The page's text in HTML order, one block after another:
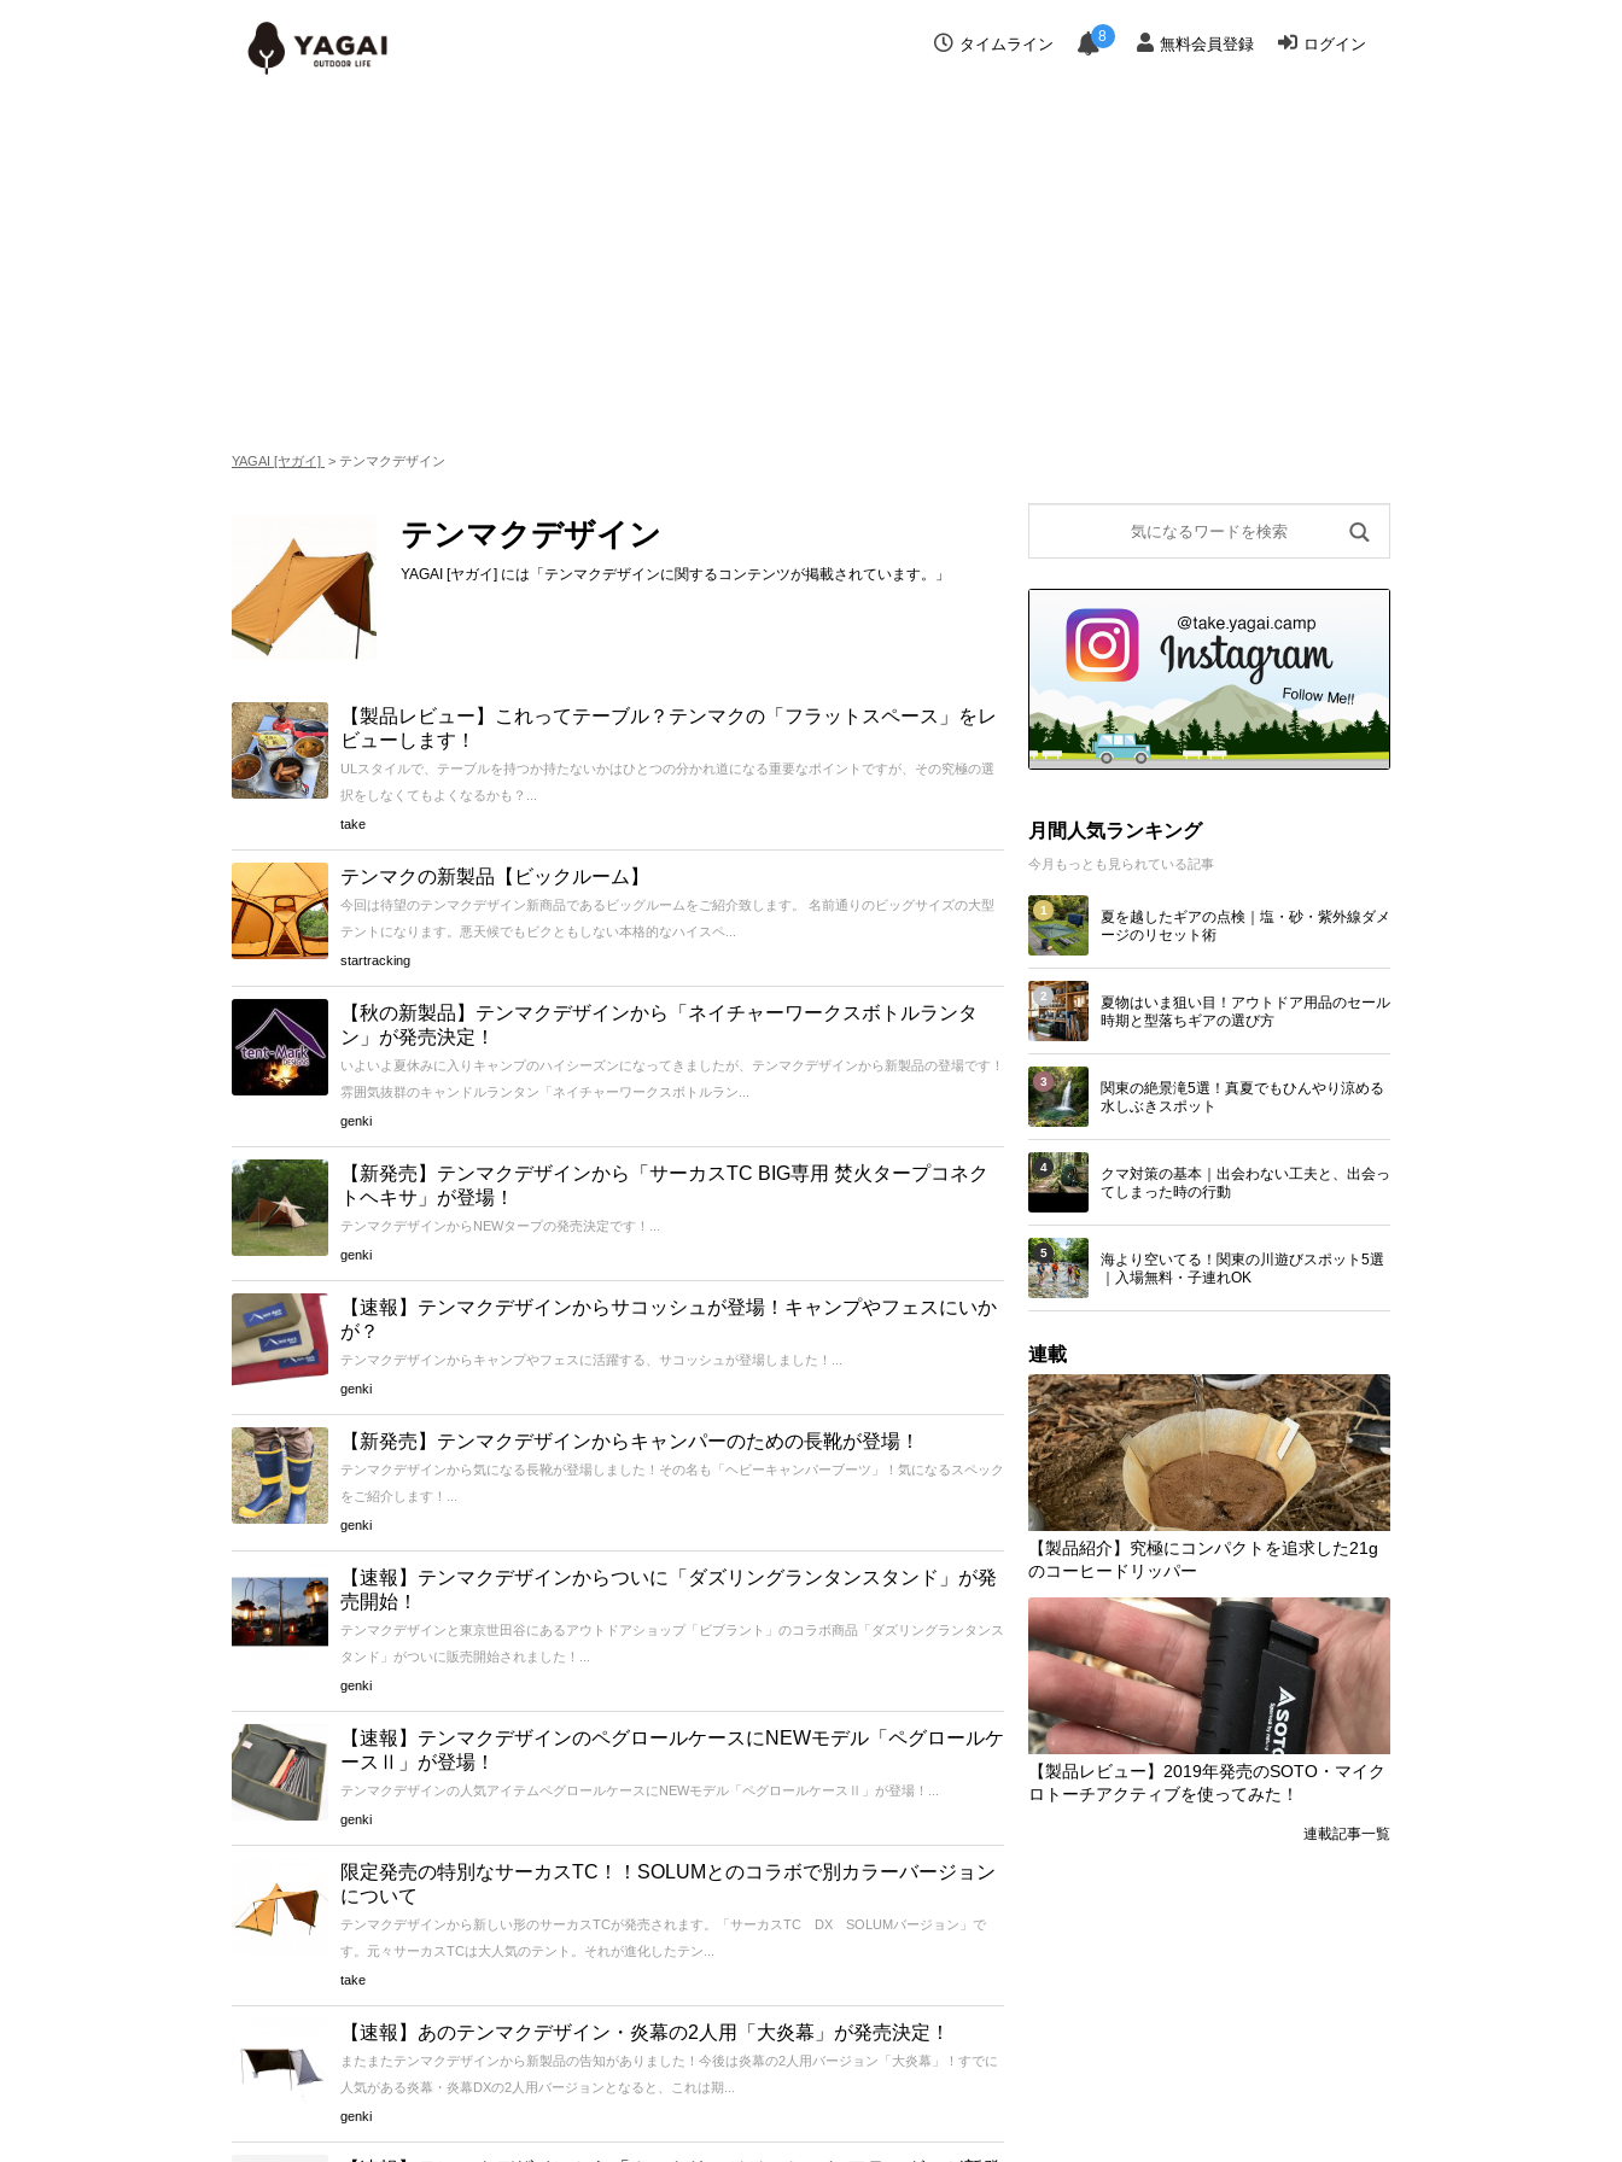
タイムライン 8 無料会員登録 ログイン
YAGAI [ヤガイ] > テンマクデザイン
テンマクデザイン
YAGAI [ヤガイ] には「テンマクデザインに関するコンテンツが掲載されています。」
【製品レビュー】これってテーブル？テンマクの「フラットスペース」をレ
ビューします！
ULスタイルで、テーブルを持つか持たないかはひとつの分かれ道になる重要なポイントですが、その究極の選
択をしなくてもよくなるかも？...
take
テンマクの新製品【ビックルーム】
今回は待望のテンマクデザイン新商品であるビッグルームをご紹介致します。 名前通りのビッグサイズの大型
テントになります。悪天候でもビクともしない本格的なハイスペ...
startracking
【秋の新製品】テンマクデザインから「ネイチャーワークスボトルランタ
ン」が発売決定！
いよいよ夏休みに入りキャンプのハイシーズンになってきましたが、テンマクデザインから新製品の登場です！
雰囲気抜群のキャンドルランタン「ネイチャーワークスボトルラン...
genki
【新発売】テンマクデザインから「サーカスTC BIG専用 焚火タープコネク
トヘキサ」が登場！
テンマクデザインからNEWタープの発売決定です！...
genki
【速報】テンマクデザインからサコッシュが登場！キャンプやフェスにいか
が？
テンマクデザインからキャンプやフェスに活躍する、サコッシュが登場しました！...
genki
【新発売】テンマクデザインからキャンパーのための長靴が登場！
テンマクデザインから気になる長靴が登場しました！その名も「ヘビーキャンパーブーツ」！気になるスペック
をご紹介します！...
genki
【速報】テンマクデザインからついに「ダズリングランタンスタンド」が発
売開始！
テンマクデザインと東京世田谷にあるアウトドアショップ「ビブラント」のコラボ商品「ダズリングランタンス
タンド」がついに販売開始されました！...
genki
【速報】テンマクデザインのペグロールケースにNEWモデル「ペグロールケ
ースⅡ」が登場！
テンマクデザインの人気アイテムペグロールケースにNEWモデル「ペグロールケースⅡ」が登場！...
genki
限定発売の特別なサーカスTC！！SOLUMとのコラボで別カラーバージョン
について
テンマクデザインから新しい形のサーカスTCが発売されます。「サーカスTC DX SOLUMバージョン」で
す。元々サーカスTCは大人気のテント。それが進化したテン...
take
【速報】あのテンマクデザイン・炎幕の2人用「大炎幕」が発売決定！
またまたテンマクデザインから新製品の告知がありました！今後は炎幕の2人用バージョン「大炎幕」！すでに
人気がある炎幕・炎幕DXの2人用バージョンとなると、これは期...
genki
月間人気ランキング
今月もっとも見られている記事
1
夏を越したギアの点検｜塩・砂・紫外線ダメ
ージのリセット術
2
夏物はいま狙い目！アウトドア用品のセール
時期と型落ちギアの選び方
3
関東の絶景滝5選！真夏でもひんやり涼める
水しぶきスポット
4
クマ対策の基本｜出会わない工夫と、出会っ
てしまった時の行動
5
海より空いてる！関東の川遊びスポット5選
｜入場無料・子連れOK
連載
【製品紹介】究極にコンパクトを追求した21g
のコーヒードリッパー
【製品レビュー】2019年発売のSOTO・マイク
ロトーチアクティブを使ってみた！
連載記事一覧